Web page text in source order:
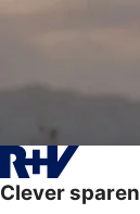
Clever sparen